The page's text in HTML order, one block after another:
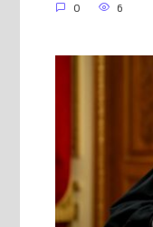
0 6